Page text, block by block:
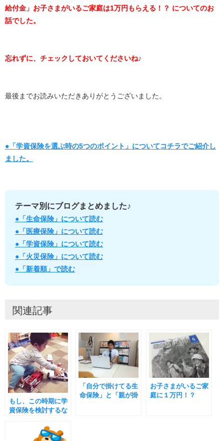
給付金」お子さまがいるご家庭は1万円もらえる！？ についてのお
話でした。
忘れずに、チェックしておいてくださいね♪
最後までお読みいただきありがとうございました。
●「学資保険を選ぶ時の5つのポイント」についてコチラでご紹介し
ました。
テーマ別にブログまとめました♪
●「生命保険」について読む
●「医療保険」について読む
●「学資保険」について読む
●「火災保険」について読む
●「新着順」で読む
関連記事
もし、この時期に学
資保険を検討するな
「自分で掛けてる生
命保険」と「親が掛
お子さまがいるご家
庭に１万円！？